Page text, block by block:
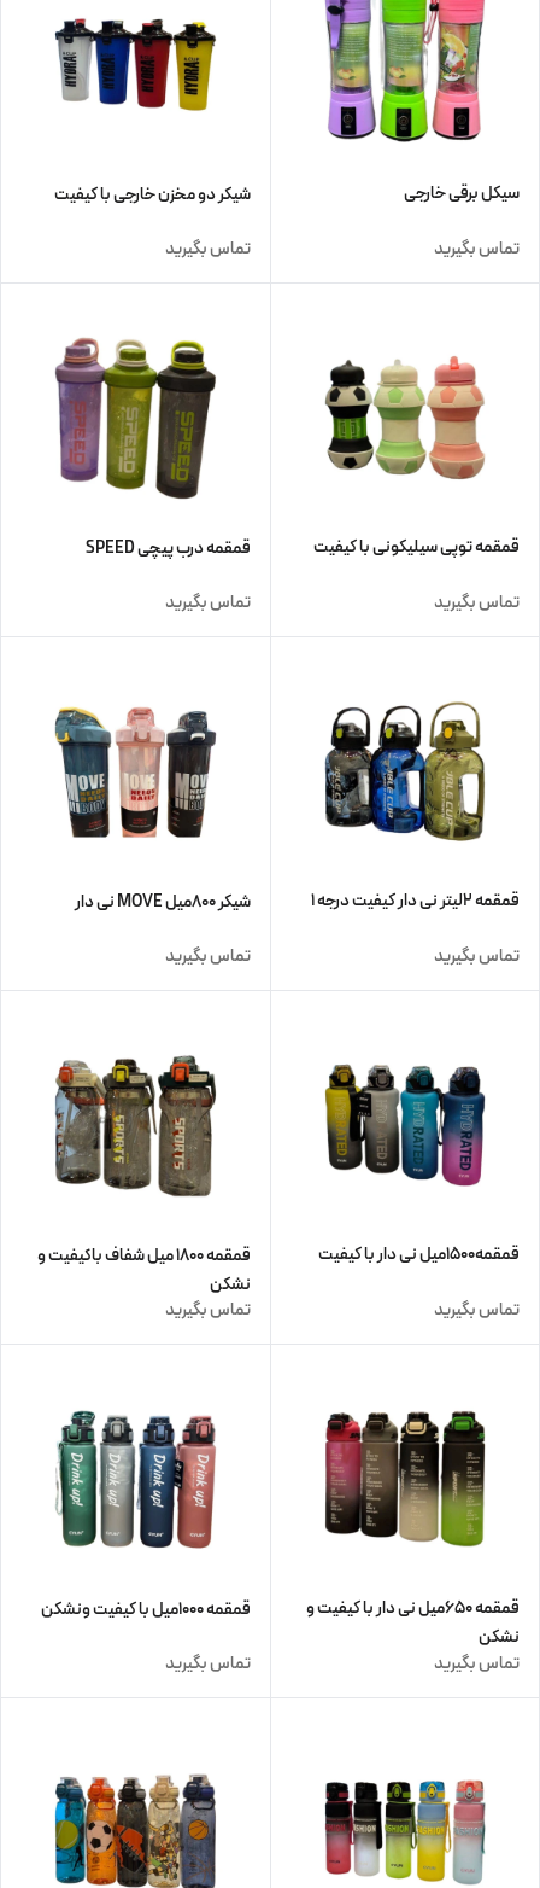
سیکل برقی خارجی
تماس بگیرید
شیکر دو مخزن خارجی با کیفیت
تماس بگیرید
قمقمه توپی سیلیکونی با کیفیت
تماس بگیرید
قمقمه درب پیچی SPEED
تماس بگیرید
قمقمه ۲لیتر نی دار کیفیت درجه ۱
تماس بگیرید
شیکر ۸۰۰میل MOVE نی دار
تماس بگیرید
قمقمه۱۵۰۰میل نی دار با کیفیت
تماس بگیرید
قمقمه ۱۸۰۰ میل شفاف باکیفیت و
نشکن
تماس بگیرید
قمقمه ۶۵۰میل نی دار با کیفیت و
نشکن
تماس بگیرید
قمقمه ۱۰۰۰میل با کیفیت و‌نشکن
تماس بگیرید